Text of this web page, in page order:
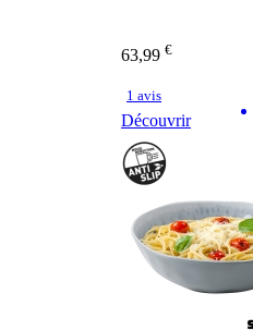
63,99 €
1 avis
Découvrir